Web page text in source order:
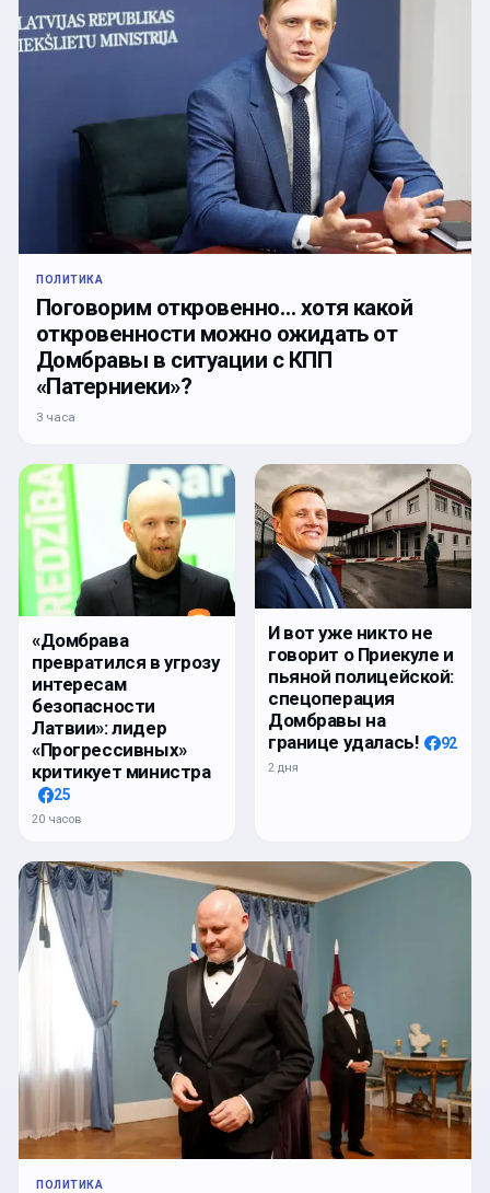
ПОЛИТИКА
Поговорим откровенно… хотя какой
откровенности можно ожидать от
Домбравы в ситуации с КПП
«Патерниеки»?
3 часа
«Домбрава
превратился в угрозу
интересам
безопасности
Латвии»: лидер
«Прогрессивных»
критикует министра
25
20 часов
И вот уже никто не
говорит о Приекуле и
пьяной полицейской:
спецоперация
Домбравы на
границе удалась!
92
2 дня
ПОЛИТИКА